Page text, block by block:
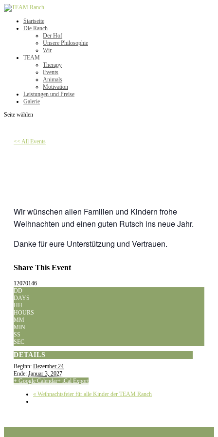
Startseite
Die Ranch
Der Hof
Unsere Philosophie
Wir
TEAM
Therapy
Events
Animals
Motivation
Leistungen und Preise
Galerie
Seite wählen
<< All Events
Wir wünschen allen Familien und Kindern frohe
Weihnachten und einen guten Rutsch ins neue Jahr.
Danke für eure Unterstützung und Vertrauen.
Share This Event
12070146
DD
DAYS
HH
HOURS
MM
MIN
SS
SEC
DETAILS
Beginn: Dezember 24
Ende: Januar 3, 2027
+ Google Calendar+ iCal Export
« Weihnachtsfeier für alle Kinder der TEAM Ranch